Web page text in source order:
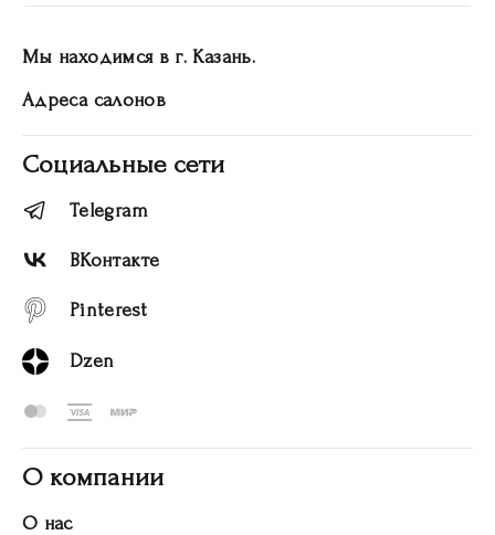
Мы находимся в г. Казань.
Адреса салонов
Социальные сети
Telegram
ВКонтакте
Pinterest
Dzen
О компании
О нас